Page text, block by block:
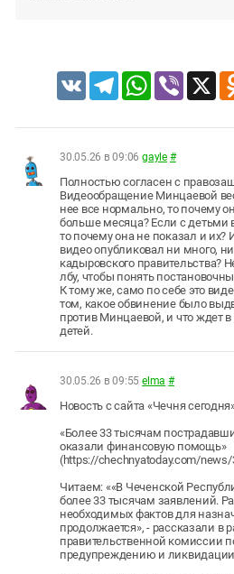
VK TelegramWhatsApp
Viber X
30.05.26 в 09:06 gayle #
Полностью согласен с
Видеообращение Минцаевой
нее все нормально, то почему
больше месяца? Если с детьми
то почему она не показал и их?
видео опубликовал ни много,
кадыровского правительства?
лбу, чтобы понять
К тому же, само по себе это
том, какое обвинение было
против Минцаевой, и что ждет
детей.
30.05.26 в 09:55 elma #
Новость с сайта «Чечня
«Более 33 тысячам
оказали финансовую помощь»
(https://chechnyatoday.com/news/
Читаем: ««В Чеченской
более 33 тысячам заявлений.
необходимых фактов для
продолжается», - рассказали в
правительственной комиссии
предупреждению и